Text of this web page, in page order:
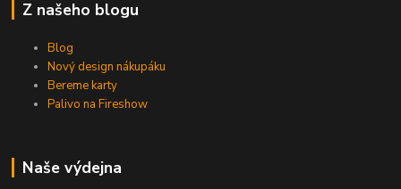
Z našeho blogu
Blog
Nový design nákupáku
Bereme karty
Palivo na Fireshow
Naše výdejna